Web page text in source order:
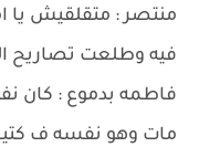
منتصر : متقلقيش يا
فيه وطلعت تصاريح
فاطمه بدموع : كان
مات وهو نفسه ف